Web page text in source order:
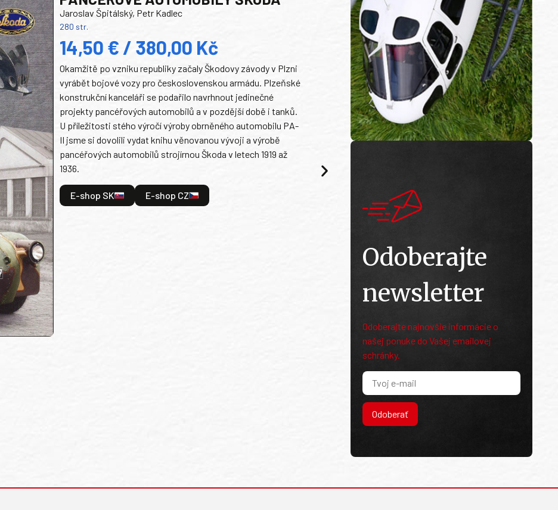
Jaroslav Špitálský, Petr Kadlec
280 str.
14,50 € / 380,00 Kč
Okamžitě po vzniku republiky začaly Škodovy závody v Plzni
vyrábět bojové vozy pro československou armádu. Plzeňské
konstrukční kanceláři se podařilo navrhnout jedinečné
projekty pancéřových automobilů a v pozdější době i tanků.
U příležitosti stého výročí výroby obrněného automobilu PA-
II jsme si dovolili vydat knihu věnovanou vývoji a výrobě
pancéřových automobilů strojírnou Škoda v letech 1919 až
1936.
E-shop SK E-shop CZ
Odoberajte
newsletter
Odoberajte najnovšie informácie o
našej ponuke do Vašej emailovej
schránky.
Odoberať